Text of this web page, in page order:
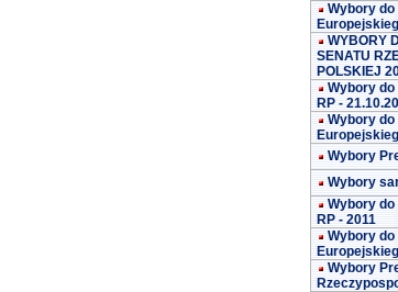
Wybory
WYBORY
SENATU
POLSKIEJ
Wybory do
RP -
Wybory
Wybory
Wybory
Wybory do
RP - 2011
Wybory
Wybory